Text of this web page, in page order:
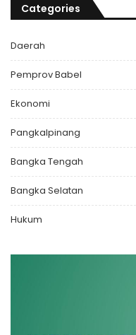
Categories
Daerah
Pemprov Babel
Ekonomi
Pangkalpinang
Bangka Tengah
Bangka Selatan
Hukum